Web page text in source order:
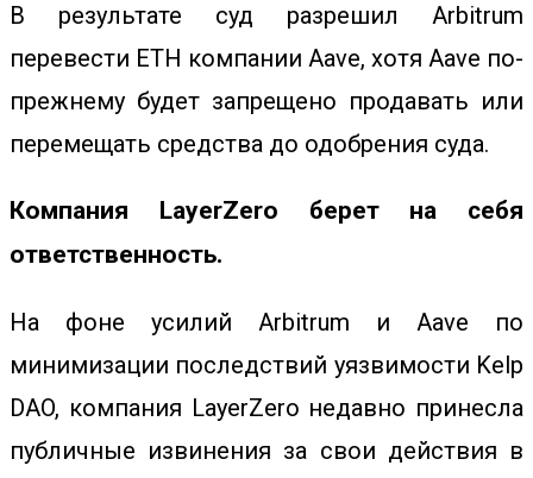
В результате суд разрешил Arbitrum
перевести ETH компании Aave, хотя Aave по-
прежнему будет запрещено продавать или
перемещать средства до одобрения суда.
Компания LayerZero берет на себя
ответственность.
На фоне усилий Arbitrum и Aave по
минимизации последствий уязвимости Kelp
DAO, компания LayerZero недавно принесла
публичные извинения за свои действия в